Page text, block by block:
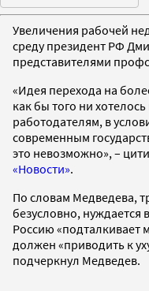
Увеличения рабочей
среду президент РФ
представителями
«Идея перехода на
как бы того ни
работодателям, в
современным
это невозможно», –
«Новости».
По словам Медведева,
безусловно, нуждается
Россию «подталкивает
должен «приводить к
подчеркнул Медведев.